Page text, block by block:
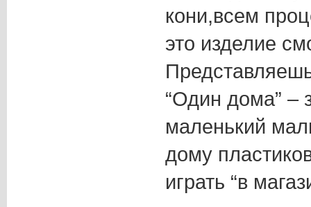
кони,всем
это изделие
“Один дома” –
маленький
дому
играть “в